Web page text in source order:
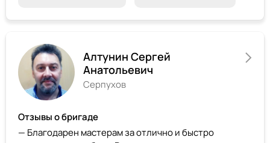
Алтунин Сергей
Анатольевич
Серпухов
Отзывы о бригаде
— Благодарен мастерам за отлично и быстро